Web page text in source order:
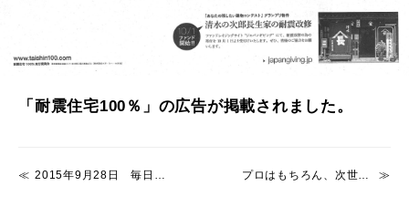
「耐震住宅100％」の広告が掲載されました。
2015年9月28日 毎日新聞に掲載されました。 プロはもちろん、次世代を担う若きクリエイターからのアイデアも大募集